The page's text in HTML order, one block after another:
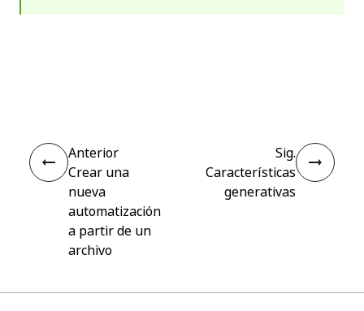
Anterior
Crear una
nueva
automatización
a partir de un
archivo
Sig.
Características
generativas